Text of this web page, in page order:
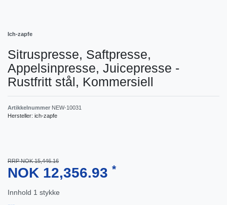
Ich-zapfe
Sitruspresse, Saftpresse,
Appelsinpresse, Juicepresse -
Rustfritt stål, Kommersiell
Artikkelnummer NEW-10031
Hersteller: ich-zapfe
RRP NOK 15,446.16
NOK 12,356.93 *
Innhold 1 stykke